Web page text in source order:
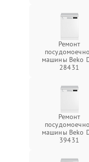
Ремонт
машины Beko
28431
Ремонт
машины Beko
39431